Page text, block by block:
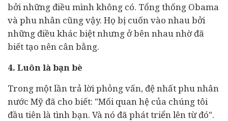
bởi những điều mình không có. Tổng thống Obama
và phu nhân cũng vậy. Họ bị cuốn vào nhau bởi
những điều khác biệt nhưng ở bên nhau nhờ đã
biết tạo nên cân bằng.
4. Luôn là bạn bè
Trong một lần trả lời phỏng vấn, đệ nhất phu nhân
nước Mỹ đã cho biết: "Mối quan hệ của chúng tôi
đầu tiên là tình bạn. Và nó đã phát triển lên từ đó".